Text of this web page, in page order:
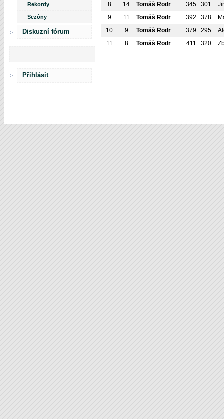
Rekordy
Sezóny
Diskuzní fórum
Přihlásit
8
14 Tomáš Rodr 345 : 301
9
11 Tomáš Rodr 392 : 378
10
9 Tomáš Rodr 379 : 295
11
8 Tomáš Rodr 411 : 320